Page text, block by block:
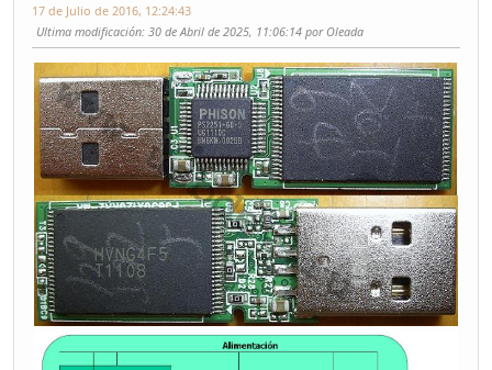
17 de Julio de 2016, 12:24:43
Ultima modificación: 30 de Abril de 2025, 11:06:14 por Oleada